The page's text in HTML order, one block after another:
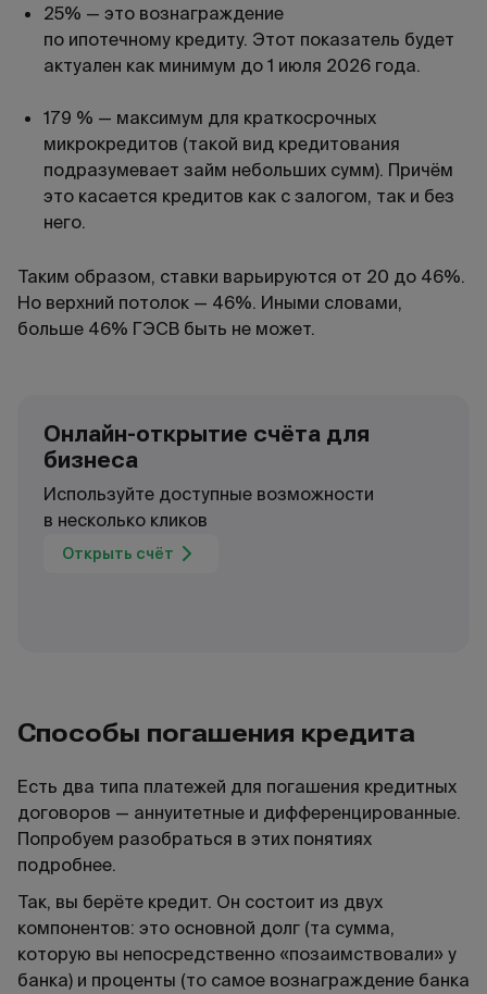
25% — это вознаграждение
по ипотечному кредиту. Этот показатель будет
актуален как минимум до 1 июля 2026 года.
179 % — максимум для краткосрочных
микрокредитов (такой вид кредитования
подразумевает займ небольших сумм). Причём
это касается кредитов как с залогом, так и без
него.
Таким образом, ставки варьируются от 20 до 46%.
Но верхний потолок — 46%. Иными словами,
больше 46% ГЭСВ быть не может.
Онлайн-открытие счёта для
бизнеса
Используйте доступные возможности
в несколько кликов
Открыть счёт
Способы погашения кредита
Есть два типа платежей для погашения кредитных
договоров — аннуитетные и дифференцированные.
Попробуем разобраться в этих понятиях
подробнее.
Так, вы берёте кредит. Он состоит из двух
компонентов: это основной долг (та сумма,
которую вы непосредственно «позаимствовали» у
банка) и проценты (то самое вознаграждение банка